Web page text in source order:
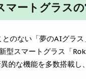
マートグラス
のない「夢のAIグラ
型スマートグラス「
的な機能を多数搭載